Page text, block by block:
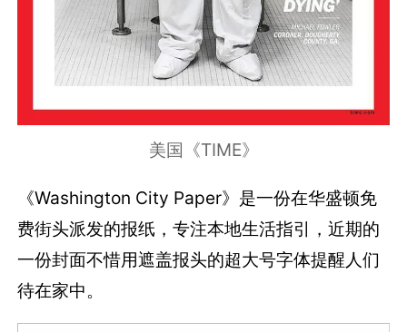
美国《TIME》
《Washington City Paper》是一份在华盛顿免
费街头派发的报纸，专注本地生活指引，近期的
一份封面不惜用遮盖报头的超大号字体提醒人们
待在家中。